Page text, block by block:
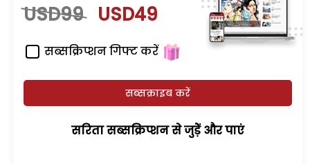
USD99 USD49
सब्सक्रिप्शन गिफ्ट करें
सब्सक्राइब करें
सरिता सब्सक्रिप्शन से जुड़ेें और पाएं